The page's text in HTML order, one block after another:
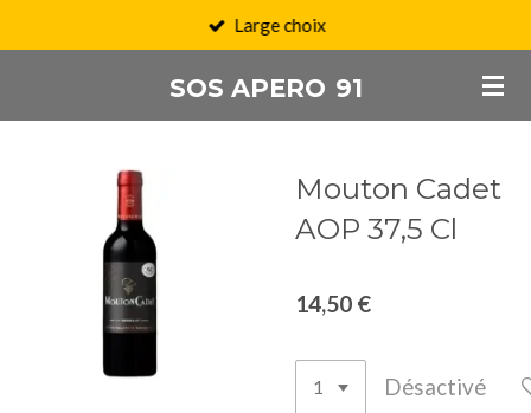
principal
SOS APERO 91
Large choix
Mouton Cadet
AOP 37,5 Cl
14,50 €
Désactivé